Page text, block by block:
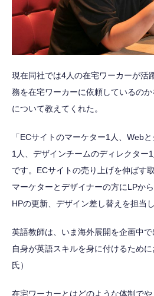
現在同社では4人の在宅ワーカーが活
務を在宅ワーカーに依頼しているの
について教えてくれた。
「ECサイトのマーケター1人、Web
1人、デザインチームのディレクター
です。ECサイトの売り上げを伸ばす
マーケターとデザイナーの方にLPか
HPの更新、デザイン差し替えを担当
英語教師は、いま海外展開を企画中
自身が英語スキルを身に付けるため
氏）
在宅ワーカーとはどのような体制で